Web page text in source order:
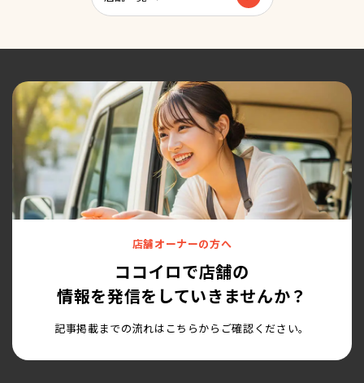
店舗オーナーの方へ
ココイロで店舗の
情報を発信をしていきませんか？
記事掲載までの流れはこちらからご確認ください。